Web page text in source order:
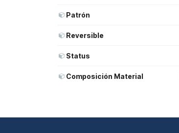
Patrón
Reversible
Status
Composición Material